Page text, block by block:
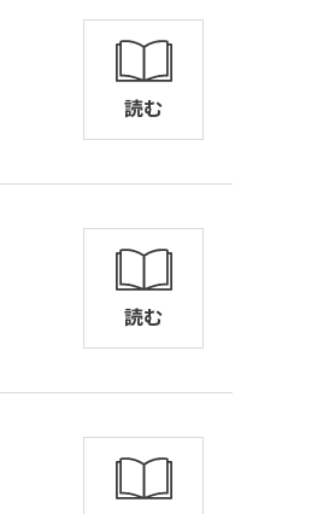
読む
読む